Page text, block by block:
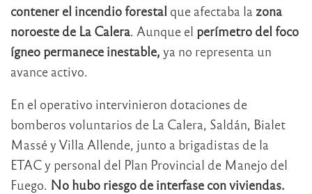
contener el incendio forestal que afectaba la zona
noroeste de La Calera. Aunque el perímetro del foco
ígneo permanece inestable, ya no representa un
avance activo.
En el operativo intervinieron dotaciones de
bomberos voluntarios de La Calera, Saldán, Bialet
Massé y Villa Allende, junto a brigadistas de la
ETAC y personal del Plan Provincial de Manejo del
Fuego. No hubo riesgo de interfase con viviendas.